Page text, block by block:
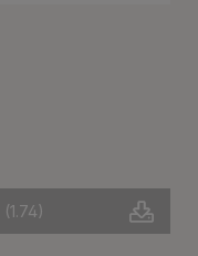
(1.74)